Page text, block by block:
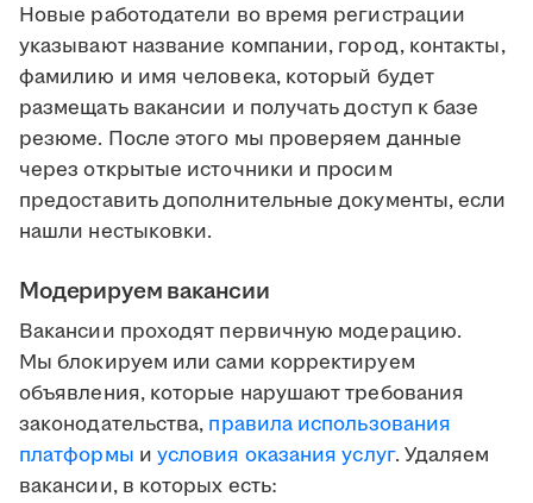
Новые работодатели во время регистрации
указывают название компании, город, контакты,
фамилию и имя человека, который будет
размещать вакансии и получать доступ к базе
резюме. После этого мы проверяем данные
через открытые источники и просим
предоставить дополнительные документы, если
нашли нестыковки.
Модерируем вакансии
Вакансии проходят первичную модерацию.
Мы блокируем или сами корректируем
объявления, которые нарушают требования
законодательства, правила использования
платформы и условия оказания услуг. Удаляем
вакансии, в которых есть: